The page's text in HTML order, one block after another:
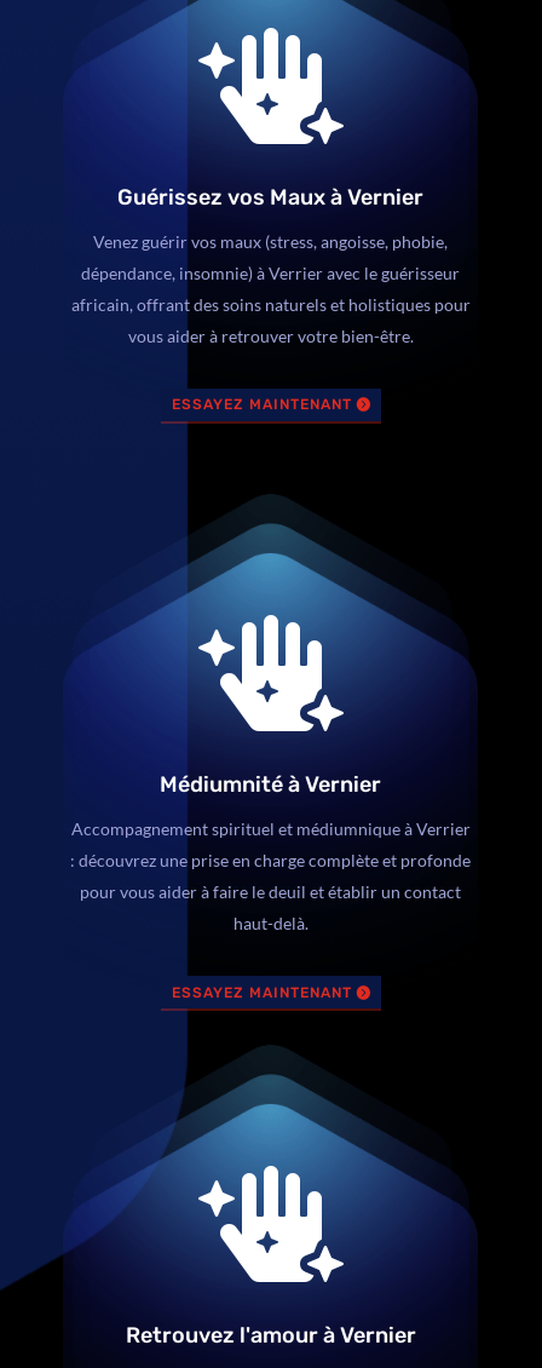

Guérissez vos Maux à Vernier
Venez guérir vos maux (stress, angoisse, phobie,
dépendance, insomnie) à Verrier avec le guérisseur
africain, offrant des soins naturels et holistiques pour
vous aider à retrouver votre bien-être.
ESSAYEZ MAINTENANT

Médiumnité à Vernier
Accompagnement spirituel et médiumnique à Verrier
: découvrez une prise en charge complète et profonde
pour vous aider à faire le deuil et établir un contact
haut-delà.
ESSAYEZ MAINTENANT

Retrouvez l'amour à Vernier